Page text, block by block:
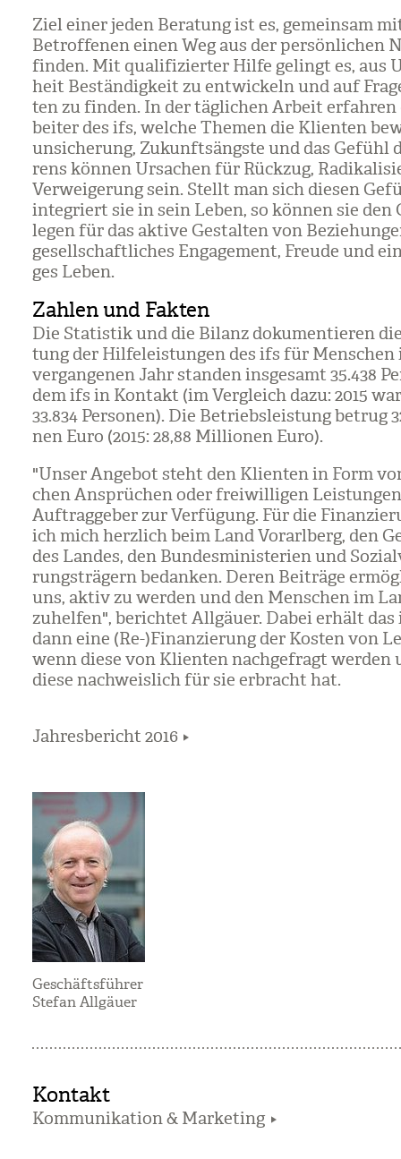
Ziel einer jeden Bera­tung ist es, gemein­sam
Betrof­fe­nen einen Weg aus der per­sön­li­chen
fin­den. Mit qua­li­fi­zier­ter Hilfe gelingt es, aus
heit Bestän­dig­keit zu ent­wi­ckeln und auf
ten zu fin­den. In der täg­li­chen Arbeit
bei­ter des ifs, wel­che The­men die Kli­en­ten
un­si­che­rung, Zukunfts­ängste und das Gefühl
rens kön­nen Ursa­chen für Rück­zug,
Ver­wei­ge­rung sein. Stellt man sich die­sen
inte­griert sie in sein Leben, so kön­nen sie den
legen für das aktive Gestal­ten von
gesell­schaft­li­ches Enga­ge­ment, Freude und
ges Leben.
Zahlen und Fakten
Die Sta­tis­tik und die Bilanz doku­men­tie­ren
tung der Hil­fe­leis­tun­gen des ifs für
ver­gan­ge­nen Jahr stan­den ins­ge­samt 35.438
dem ifs in Kon­takt (im Ver­gleich dazu: 2015
33.834 Per­so­nen). Die Betriebs­leis­tung betrug
nen Euro (2015: 28,88 Mil­lio­nen Euro).
"Unser Ange­bot steht den Kli­en­ten in Form
chen Ansprü­chen oder frei­wil­li­gen
Auf­trag­ge­ber zur Ver­fü­gung. Für die
ich mich herz­lich beim Land Vor­arl­berg, den
des Lan­des, den Bun­des­mi­nis­te­rien und
rungs­trä­gern bedan­ken. Deren Bei­träge
uns, aktiv zu wer­den und den Men­schen im
zu­hel­fen", berich­tet All­gäuer. Dabei erhält
dann eine (Re-)Finan­zie­rung der Kos­ten von
wenn diese von Kli­en­ten nach­ge­fragt wer­den
diese nach­weis­lich für sie erbracht hat.
Jahresbericht 2016
Geschäftsführer
Stefan Allgäuer
Kontakt
Kommunikation & Marketing